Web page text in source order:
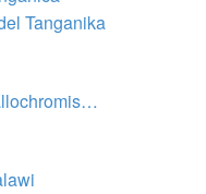
Tanganika